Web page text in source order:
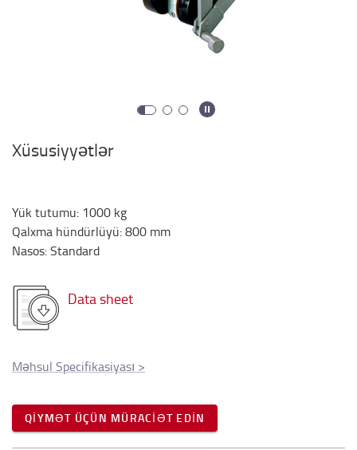
Xüsusiyyətlər
Yük tutumu: 1000 kg
Qalxma hündürlüyü:800 mm
Nasos:Standard
Data sheet
Məhsul Specifikasiyası >
QIYMƏT ÜÇÜN MÜRACIƏT EDIN